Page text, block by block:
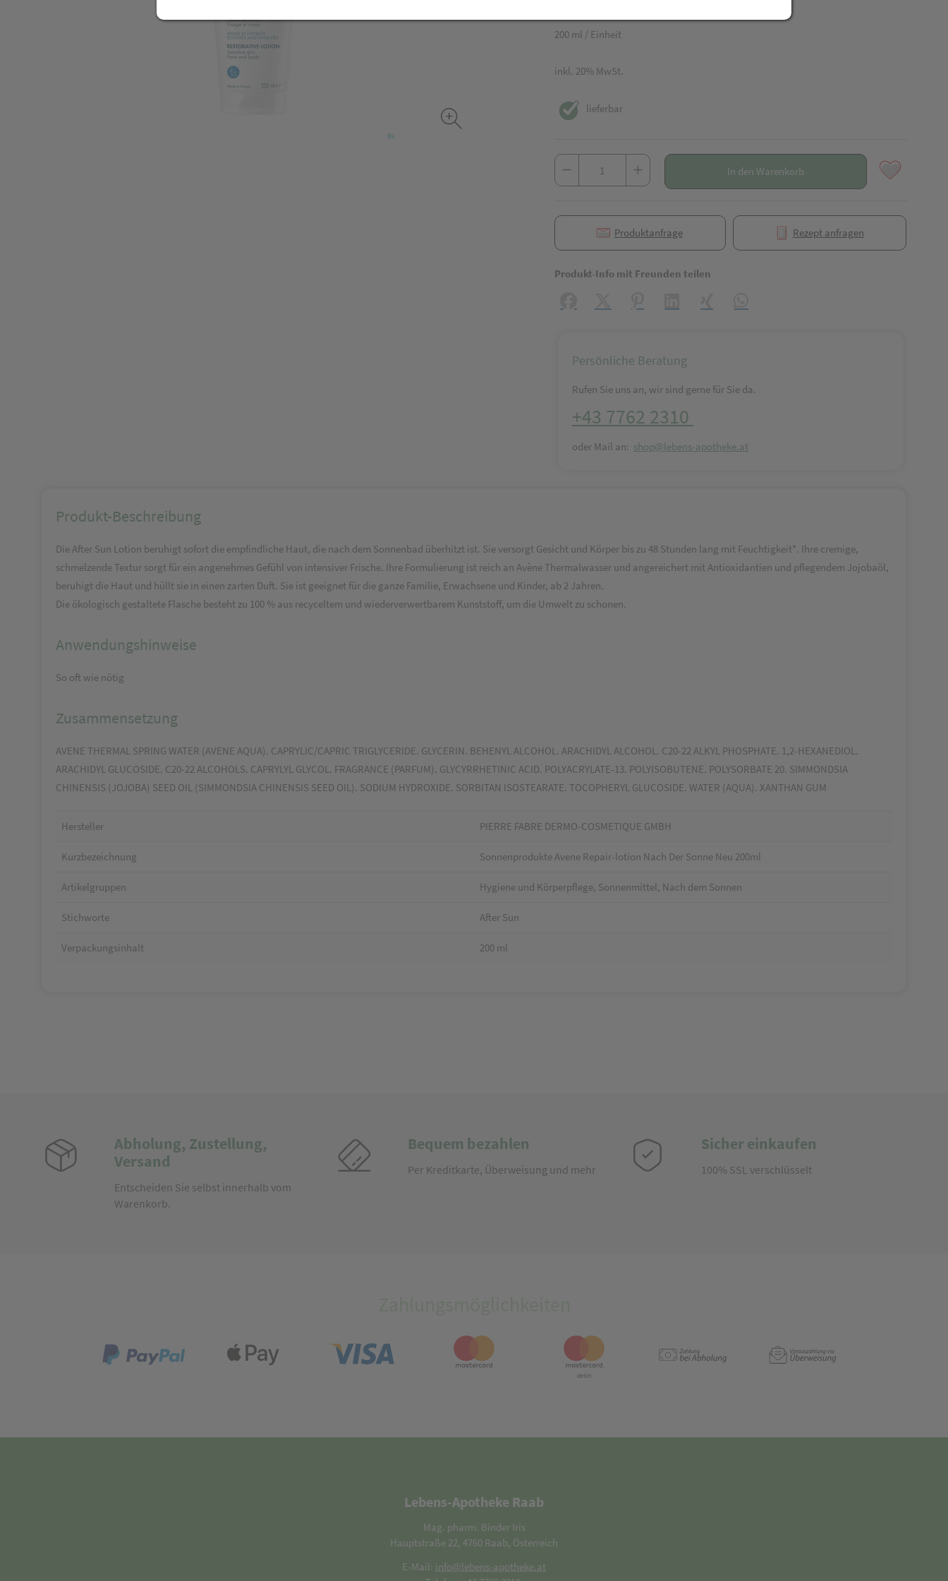
22,91 EUR
200 ml / Einheit
inkl. 20% MwSt.
lieferbar
In den Warenkorb
Produktanfrage Rezept anfragen
Produkt-Info mit Freunden teilen
Persönliche Beratung
Rufen Sie uns an, wir sind gerne für Sie da.
+43 7762 2310
oder Mail an: shop@lebens-apotheke.at
Produkt-Beschreibung
Die After Sun Lotion beruhigt sofort die empfindliche Haut, die nach dem Sonnenbad überhitzt ist. Sie versorgt Gesicht und Körper bis zu 48 Stunden lang mit Feuchtigkeit*. Ihre cremige,
schmelzende Textur sorgt für ein angenehmes Gefühl von intensiver Frische. Ihre Formulierung ist reich an Avène Thermalwasser und angereichert mit Antioxidantien und pflegendem Jojobaöl,
beruhigt die Haut und hüllt sie in einen zarten Duft. Sie ist geeignet für die ganze Familie, Erwachsene und Kinder, ab 2 Jahren.
Die ökologisch gestaltete Flasche besteht zu 100 % aus recyceltem und wiederverwertbarem Kunststoff, um die Umwelt zu schonen.
Anwendungshinweise
So oft wie nötig
Zusammensetzung
AVENE THERMAL SPRING WATER (AVENE AQUA). CAPRYLIC/CAPRIC TRIGLYCERIDE. GLYCERIN. BEHENYL ALCOHOL. ARACHIDYL ALCOHOL. C20-22 ALKYL PHOSPHATE. 1,2-HEXANEDIOL.
ARACHIDYL GLUCOSIDE. C20-22 ALCOHOLS. CAPRYLYL GLYCOL. FRAGRANCE (PARFUM). GLYCYRRHETINIC ACID. POLYACRYLATE-13. POLYISOBUTENE. POLYSORBATE 20. SIMMONDSIA
CHINENSIS (JOJOBA) SEED OIL (SIMMONDSIA CHINENSIS SEED OIL). SODIUM HYDROXIDE. SORBITAN ISOSTEARATE. TOCOPHERYL GLUCOSIDE. WATER (AQUA). XANTHAN GUM
Hersteller PIERRE FABRE DERMO-COSMETIQUE GMBH
Kurzbezeichnung Sonnenprodukte Avene Repair-lotion Nach Der Sonne Neu 200ml
Artikelgruppen Hygiene und Körperpflege, Sonnenmittel, Nach dem Sonnen
Stichworte After Sun
Verpackungsinhalt 200 ml
Abholung, Zustellung,
Versand
Entscheiden Sie selbst innerhalb vom
Warenkorb.
Bequem bezahlen
Per Kreditkarte, Überweisung und mehr
Sicher einkaufen
100% SSL verschlüsselt
Lebens-Apotheke Raab
Mag. pharm. Binder Iris
Hauptstraße 22, 4760 Raab, Österreich
E-Mail: info@lebens-apotheke.at